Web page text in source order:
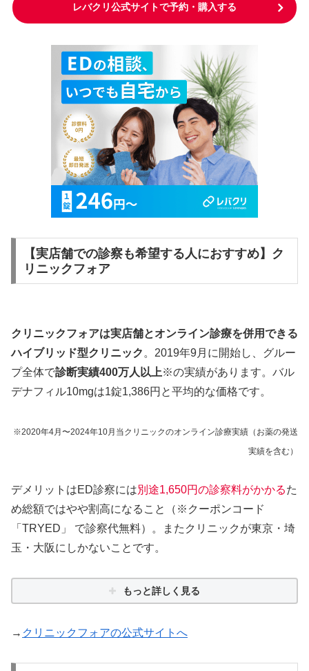
レバクリ公式サイトで予約・購入する
【実店舗での診察も希望する人におすすめ】ク
リニックフォア
クリニックフォアは実店舗とオンライン診療を併用できる
ハイブリッド型クリニック 。2019年9月に開始し、グルー
プ全体で診断実績400万人以上※の実績があります。バル
デナフィル10mgは1錠1,386円と平均的な価格です。
※2020年4月〜2024年10月当クリニックのオンライン診療実績（お薬の発送
実績を含む）
デメリットはED診察には別途1,650円の診察料がかかるた
め総額ではやや割高になること（※クーポンコード
「TRYED」 で診察代無料）。またクリニックが東京・埼
玉・大阪にしかないことです。
もっと詳しく見る
→ クリニックフォアの公式サイトへ